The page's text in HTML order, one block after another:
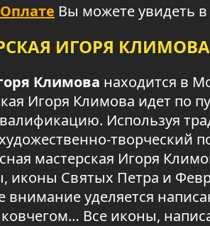
Вы можете увидеть
ИГОРЯ КЛИМОВА
Климова находится в
Игоря Климова идет по
Используя
творческий
мастерская Игоря
Святых Петра и
внимание уделяется
Все иконы,